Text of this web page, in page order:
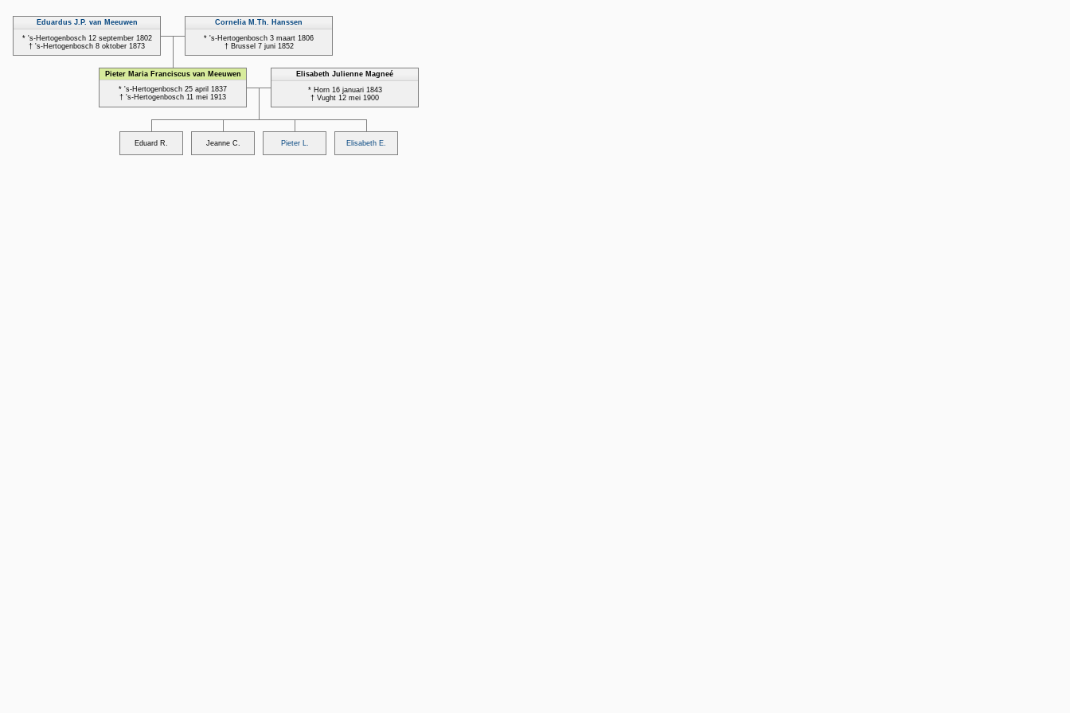
Eduardus J.P. van Meeuwen
* 's-Hertogenbosch 12 september 1802
† 's-Hertogenbosch 8 oktober 1873
Cornelia M.Th. Hanssen
* 's-Hertogenbosch 3 maart 1806
† Brussel 7 juni 1852
Pieter Maria Franciscus van Meeuwen
* 's-Hertogenbosch 25 april 1837
† 's-Hertogenbosch 11 mei 1913
Elisabeth Julienne Magneé
* Horn 16 januari 1843
† Vught 12 mei 1900
Eduard R. Jeanne C. Pieter L. Elisabeth E.